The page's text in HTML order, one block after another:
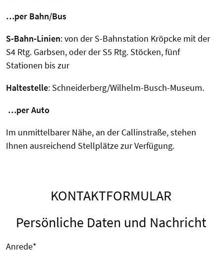
…per Bahn/Bus
S-Bahn-Linien: von der S-Bahnstation Kröpcke mit der
S4 Rtg. Garbsen, oder der S5 Rtg. Stöcken, fünf
Stationen bis zur
Haltestelle: Schneiderberg/Wilhelm-Busch-Museum.
…per Auto
Im unmittelbarer Nähe, an der Callinstraße, stehen
Ihnen ausreichend Stellplätze zur Verfügung.
KONTAKTFORMULAR
Persönliche Daten und Nachricht
Anrede*